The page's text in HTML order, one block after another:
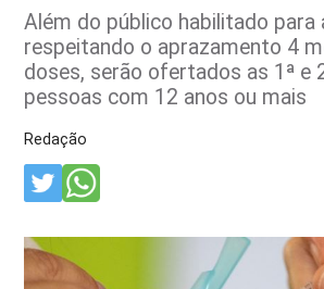
Além do público habilitado para
respeitando o aprazamento 4
doses, serão ofertados as 1ª e
pessoas com 12 anos ou mais
Redação